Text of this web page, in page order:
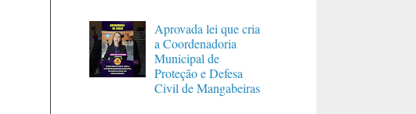
Aprovada lei que cria
a Coordenadoria
Municipal de
Proteção e Defesa
Civil de Mangabeiras